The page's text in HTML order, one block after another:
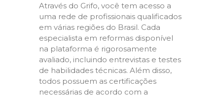
Através do Grifo, você tem acesso a
uma rede de profissionais qualificados
em várias regiões do Brasil. Cada
especialista em reformas disponível
na plataforma é rigorosamente
avaliado, incluindo entrevistas e testes
de habilidades técnicas. Além disso,
todos possuem as certificações
necessárias de acordo com a